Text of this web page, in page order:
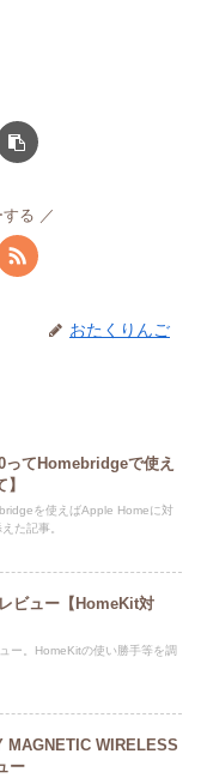
る
おたくりんご
ってHomebridgeで使え
を使えばApple Homeに対
た記事。
ビュー【HomeKit対
ー。HomeKitの使い勝手等を調
MAGNETIC WIRELESS
ー